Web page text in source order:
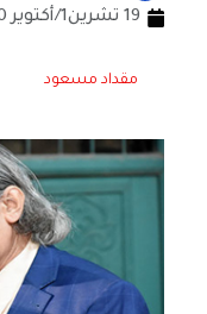
19 تشرين1/أكتوير 2020
مقداد مسعود